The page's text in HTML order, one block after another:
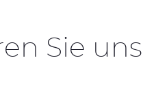
Sie uns